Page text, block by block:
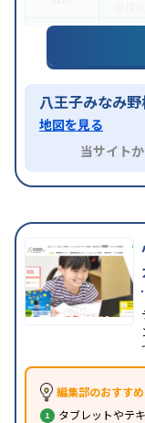
学校
特徴
授業
八王子みなみ
地図を見る
当サイト
編集部のおすす
タブレットやテ